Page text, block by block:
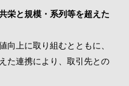
栄と規模・系列等を超えた
向上に取り組むとともに、
た連携により、取引先との